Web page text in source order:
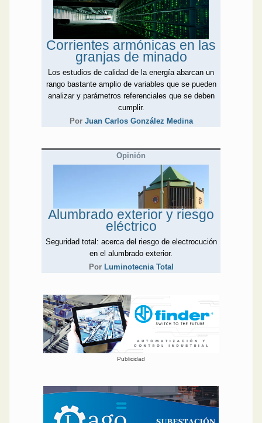
Corrientes armónicas en las
granjas de minado
Los estudios de calidad de la energía abarcan un
rango bastante amplio de variables que se pueden
analizar y parámetros referenciales que se deben
cumplir.
Por Juan Carlos González Medina
Opinión
Alumbrado exterior y riesgo
eléctrico
Seguridad total: acerca del riesgo de electrocución
en el alumbrado exterior.
Por Luminotecnia Total
Publicidad